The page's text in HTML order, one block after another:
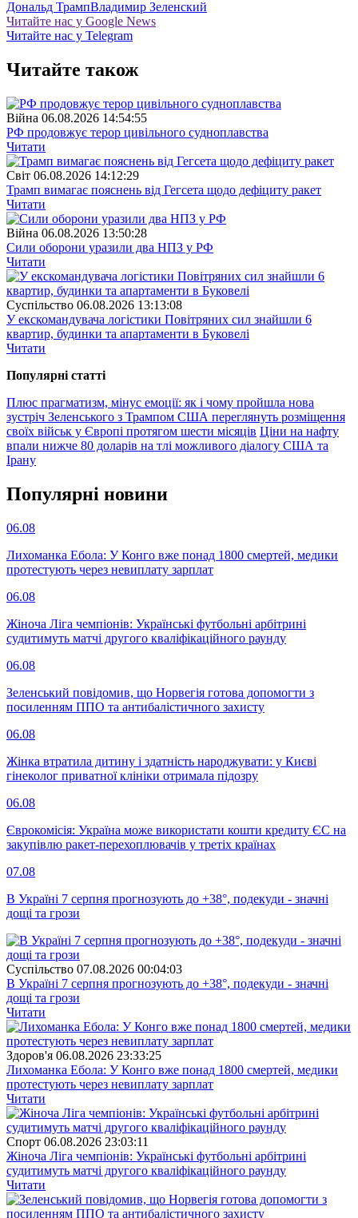
Дональд ТрампВладимир Зеленский
Читайте нас у Google News
Читайте нас у Telegram
Читайте також
Війна 06.08.2026 14:54:55
РФ продовжує терор цивільного судноплавства
Читати
Свiт 06.08.2026 14:12:29
Трамп вимагає пояснень від Гегсета щодо дефіциту ракет
Читати
Війна 06.08.2026 13:50:28
Сили оборони уразили два НПЗ у РФ
Читати
Суспiльство 06.08.2026 13:13:08
У екскомандувача логістики Повітряних сил знайшли 6
квартир, будинки та апартаменти в Буковелі
Читати
Популярнi статтi
Плюс прагматизм, мінус емоції: як і чому пройшла нова
зустріч Зеленського з Трампом США переглянуть розміщення
своїх військ у Європі протягом шести місяців Ціни на нафту
впали нижче 80 доларів на тлі можливого діалогу США та
Ірану
Популярнi новини
06.08
Лихоманка Ебола: У Конго вже понад 1800 смертей, медики
протестують через невиплату зарплат
06.08
Жіноча Ліга чемпіонів: Українські футбольні арбітрині
судитимуть матчі другого кваліфікаційного раунду
06.08
Зеленський повідомив, що Норвегія готова допомогти з
посиленням ППО та антибалістичного захисту
06.08
Жінка втратила дитину і здатність народжувати: у Києві
гінеколог приватної клініки отримала підозру
06.08
Єврокомісія: Україна може використати кошти кредиту ЄС на
закупівлю ракет-перехоплювачів у третіх країнах
07.08
В Україні 7 серпня прогнозують до +38°, подекуди - значні
дощі та грози
Суспiльство 07.08.2026 00:04:03
В Україні 7 серпня прогнозують до +38°, подекуди - значні
дощі та грози
Читати
Здоров'я 06.08.2026 23:33:25
Лихоманка Ебола: У Конго вже понад 1800 смертей, медики
протестують через невиплату зарплат
Читати
Спорт 06.08.2026 23:03:11
Жіноча Ліга чемпіонів: Українські футбольні арбітрині
судитимуть матчі другого кваліфікаційного раунду
Читати